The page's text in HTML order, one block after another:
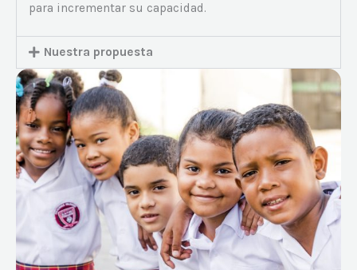
para incrementar su capacidad.
Nuestra propuesta